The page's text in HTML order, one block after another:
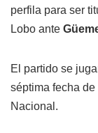
perfila para ser
Lobo ante
El partido se
séptima fecha
Nacional.